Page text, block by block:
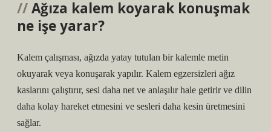
Ağıza kalem koyarak konuşmak
ne işe yarar?
Kalem çalışması, ağızda yatay tutulan bir kalemle metin
okuyarak veya konuşarak yapılır. Kalem egzersizleri ağız
kaslarını çalıştırır, sesi daha net ve anlaşılır hale getirir ve dilin
daha kolay hareket etmesini ve sesleri daha kesin üretmesini
sağlar.